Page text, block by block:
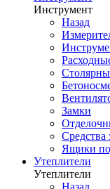
Инструмент
Назад
Замки
Ящики
Утеплители
Утеплители
Назад